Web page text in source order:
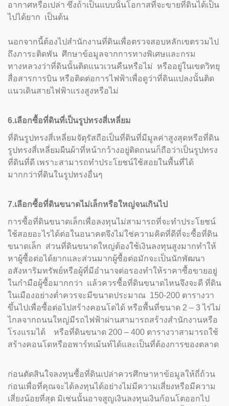
อากาศหรือเปล่า ซึ่งถ้าเป็นแบบนั้นโอกาสที่จะขายที่ดินได้เป็น
ไปได้ยาก เป็นต้น
นอกจากนี้ต้องไปสำนักงานที่ดินเพื่อตรวจสอบหลักเขตรวมไป
ถึงภาระติดพัน ศึกษาข้อมูลจากการทางพิเศษและกรม
ทางหลวงว่าที่ดินนั้นติดแนวเวนคืนหรือไม่ หรืออยู่ในเขตวิทยุ
สื่อสารการบิน หรือติดต่อการไฟฟ้าเพื่อดูว่าที่ดินแปลงนั้นติด
เเนวเดินสายไฟฟ้าเเรงสูงหรือไม่
6.เลือกซื้อที่ดินที่เป็นรูปทรงสี่เหลี่ยม
ที่ดินรูปทรงสี่เหลี่ยมจัตุรัสถือเป็นที่ดินที่มีมูลค่าสูงสุดหรือที่ดิน
รูปทรงสี่เหลี่ยมผืนผ้าที่หน้ากว้างอยู่ติดถนนก็ถือว่าเป็นรูปทรง
ที่ดินที่ดี เพราะสามารถทำประโยชน์ใช้สอยในพื้นที่ได้
มากกว่าที่ดินในรูปทรงอื่นๆ
7.เลือกซื้อที่ดินขนาดไม่เล็กหรือใหญ่จนเกินไป
การซื้อที่ดินขนาดเล็กเพื่อลงทุนไม่สามารถที่จะทำประโยชน์
ใช้สอยอะไรได้ต่อในอนาคตจึงไม่ใช่ความคิดที่ดีที่จะซื้อที่ดิน
ขนาดเล็ก ส่วนที่ดินขนาดใหญ่ต้องใช้เงินลงทุนสูงมากทำให้
หาผู้ซื้อต่อได้ยากและส่วนมากผู้ซื้อต่อมักจะเป็นนักพัฒนา
อสังหาริมทรัพย์หรือผู้ที่มีอำนาจต่อรองทำให้ราคาซื้อขายอยู่
ในกำมือผู้ซื้อมากกว่า แล้วควรซื้อที่ดินขนาดไหนจึงจะดี ที่ดิน
ในเมืองอย่างต่ำควรจะมีขนาดประมาณ 150-200 ตารางวา
ขึ้นไปเพื่อซื้อต่อไปสร้างคอนโดได้ หรือพื้นที่ขนาด 2 – 3 ไร่ไม่
ไกลจากถนนใหญ่มีรถไฟฟ้าผ่านสามารถสร้างสำนักงานหรือ
โรงแรมได้ หรือที่ดินขนาด 200 – 400 ตารางวาสามารถใช้
สร้างคอนโดหรืออพาร์ทเม้นท์ได้และเป็นที่ต้องการของตลาด
ก่อนตัดสินใจลงทุนซื้อที่ดินเปล่าควรศึกษาหาข้อมูลให้ถี่ถ้วน
ก่อนเพื่อที่คุณจะได้ลงทุนได้อย่างไม่มีความเสี่ยงหรือมีความ
เสี่ยงน้อยที่สุด มิเช่นนั้นอาจสูญเงินลงทุนเงินก้อนโตออกไป